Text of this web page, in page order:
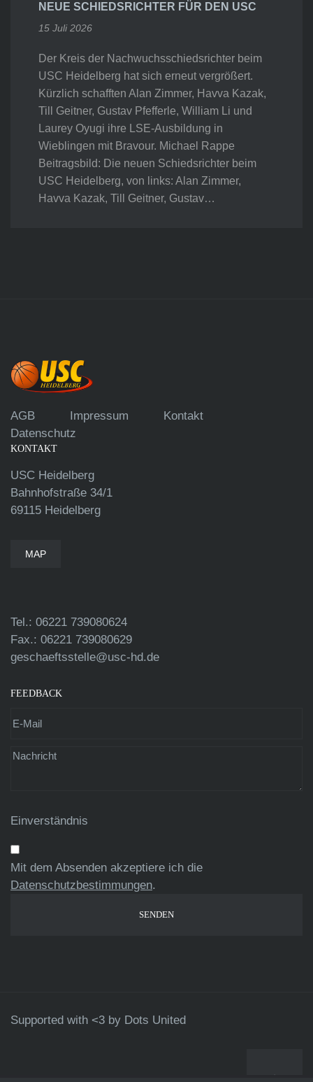
NEUE SCHIEDSRICHTER FÜR DEN USC
15 Juli 2026
Der Kreis der Nachwuchsschiedsrichter beim
USC Heidelberg hat sich erneut vergrößert.
Kürzlich schafften Alan Zimmer, Havva Kazak,
Till Geitner, Gustav Pfefferle, William Li und
Laurey Oyugi ihre LSE-Ausbildung in
Wieblingen mit Bravour. Michael Rappe
Beitragsbild: Die neuen Schiedsrichter beim
USC Heidelberg, von links: Alan Zimmer,
Havva Kazak, Till Geitner, Gustav…
AGB Impressum
Kontakt
Datenschutz
KONTAKT
USC Heidelberg
Bahnhofstraße 34/1
69115 Heidelberg
MAP
Tel.: 06221 739080624
Fax.: 06221 739080629
geschaeftsstelle@usc-hd.de
FEEDBACK
Einverständnis
Mit dem Absenden akzeptiere ich die
Datenschutzbestimmungen.
Supported with <3 by Dots United